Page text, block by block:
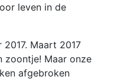
leven in de
Maart 2017
zoontje! Maar onze
afgebroken